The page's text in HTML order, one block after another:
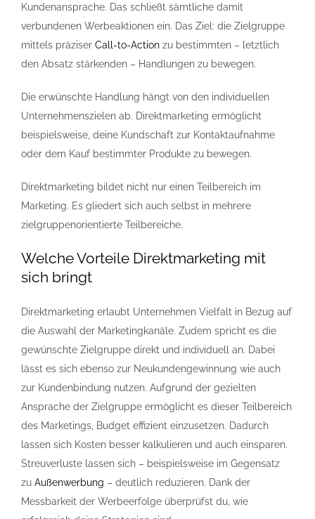
Kundenansprache. Das schließt sämtliche damit
verbundenen Werbeaktionen ein. Das Ziel: die Zielgruppe
mittels präziser Call-to-Action zu bestimmten – letztlich
den Absatz stärkenden – Handlungen zu bewegen.
Die erwünschte Handlung hängt von den individuellen
Unternehmenszielen ab. Direktmarketing ermöglicht
beispielsweise, deine Kundschaft zur Kontaktaufnahme
oder dem Kauf bestimmter Produkte zu bewegen.
Direktmarketing bildet nicht nur einen Teilbereich im
Marketing. Es gliedert sich auch selbst in mehrere
zielgruppenorientierte Teilbereiche.
Welche Vorteile Direktmarketing mit
sich bringt
Direktmarketing erlaubt Unternehmen Vielfalt in Bezug auf
die Auswahl der Marketingkanäle. Zudem spricht es die
gewünschte Zielgruppe direkt und individuell an. Dabei
lässt es sich ebenso zur Neukundengewinnung wie auch
zur Kundenbindung nutzen. Aufgrund der gezielten
Ansprache der Zielgruppe ermöglicht es dieser Teilbereich
des Marketings, Budget effizient einzusetzen. Dadurch
lassen sich Kosten besser kalkulieren und auch einsparen.
Streuverluste lassen sich – beispielsweise im Gegensatz
zu Außenwerbung – deutlich reduzieren. Dank der
Messbarkeit der Werbeerfolge überprüfst du, wie